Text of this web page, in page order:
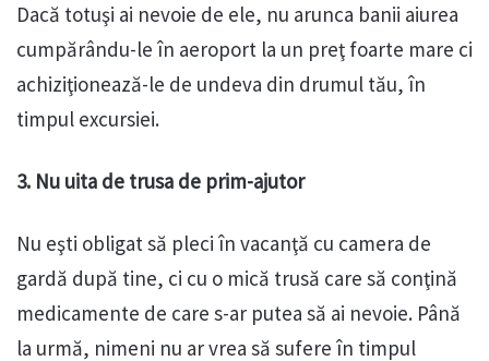
Dacă totuşi ai nevoie de ele, nu arunca banii aiurea
cumpărându-le în aeroport la un preţ foarte mare ci
achiziţionează-le de undeva din drumul tău, în
timpul excursiei.
3. Nu uita de trusa de prim-ajutor
Nu eşti obligat să pleci în vacanţă cu camera de
gardă după tine, ci cu o mică trusă care să conţină
medicamente de care s-ar putea să ai nevoie. Până
la urmă, nimeni nu ar vrea să sufere în timpul